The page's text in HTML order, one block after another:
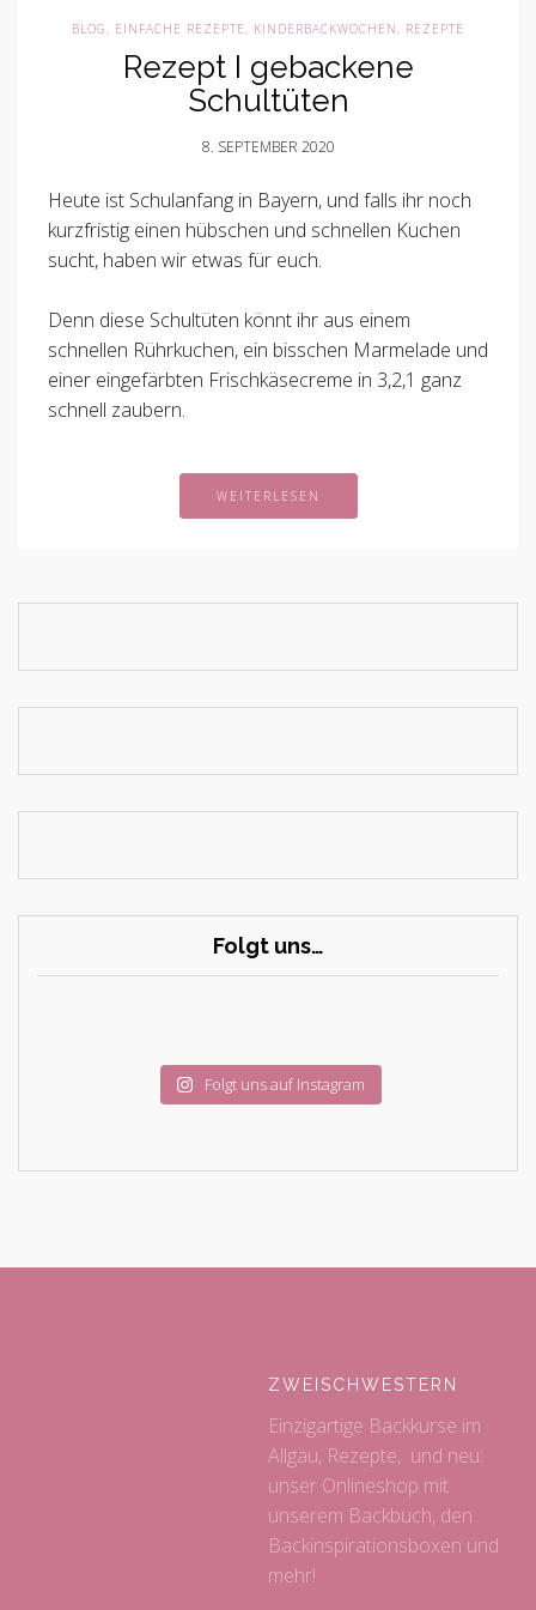
BLOG, EINFACHE REZEPTE, KINDERBACKWOCHEN, REZEPTE
Rezept I gebackene
Schultüten
8. SEPTEMBER 2020
Heute ist Schulanfang in Bayern, und falls ihr noch
kurzfristig einen hübschen und schnellen Kuchen
sucht, haben wir etwas für euch.
Denn diese Schultüten könnt ihr aus einem
schnellen Rührkuchen, ein bisschen Marmelade und
einer eingefärbten Frischkäsecreme in 3,2,1 ganz
schnell zaubern.
WEITERLESEN
Folgt uns…
Folgt uns auf Instagram
ZWEISCHWESTERN
Einzigartige Backkurse im
Allgäu, Rezepte, und neu:
unser Onlineshop mit
unserem Backbuch, den
Backinspirationsboxen und
mehr!